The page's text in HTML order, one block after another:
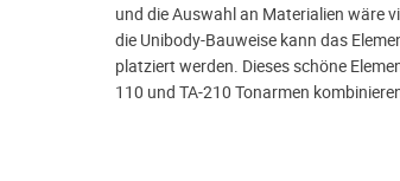
und die Auswahl an Materialien wäre
die Unibody-Bauweise kann das
platziert werden. Dieses schöne
110 und TA-210 Tonarmen